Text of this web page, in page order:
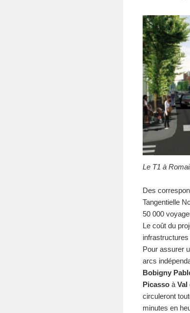
Le T1 à
Des
Tangentielle
50 000
Le coût du
Pour assurer
arcs
Bobigny
Picasso à Val
circuleront
minutes en